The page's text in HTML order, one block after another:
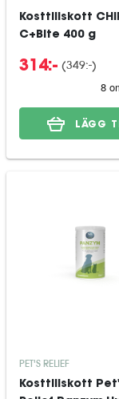
Kosttillskott
C+Bite 400 g
314:- (349:-)
LÄGG
PET'S RELIEF
Kosttillskott